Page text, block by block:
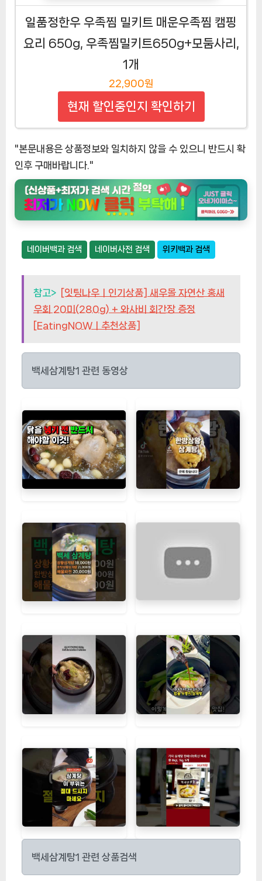
일품정한우 우족찜 밀키트 매운우족찜 캠핑
요리 650g, 우족찜밀키트650g+모둠사리,
1개
22,900원
현재 할인중인지 확인하기
"본문내용은 상품정보와 일치하지 않을 수 있으니 반드시 확
인후 구매바랍니다."
네이버백과 검색 네이버사전 검색 위키백과 검색
참고> [잇팅나우ㅣ인기상품] 새우몰 자연산 홍새
우회 20미(280g) + 와사비 회간장 증정
[EatingNOWㅣ추천상품]
백세삼계탕1 관련 동영상
백세삼계탕1 관련 상품검색